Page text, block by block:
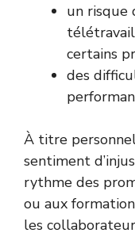
un risque
certains
des
À titre
sentiment
rythme des
ou aux
les